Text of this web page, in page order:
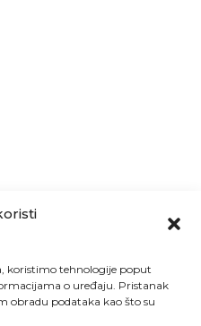
koristimo tehnologije poput
o uređaju. Pristanak
obradu podataka kao što su